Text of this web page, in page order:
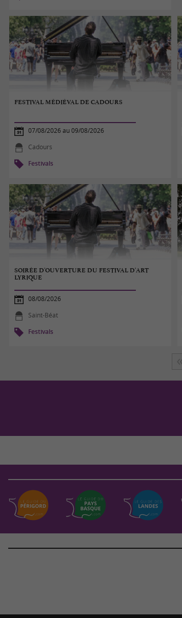
FESTIVAL MÉDIÉVAL DE CADOURS
07/08/2026 au 09/08/2026
Cadours
Festivals
SOIRÉE D'OUVERTURE DU FESTIVAL D'ART
LYRIQUE
08/08/2026
Saint-Béat
Festivals